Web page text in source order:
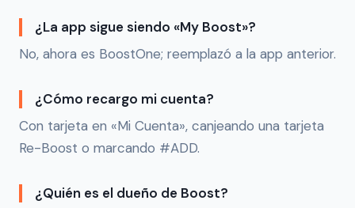
¿La app sigue siendo «My Boost»?
No, ahora es BoostOne; reemplazó a la app anterior.
¿Cómo recargo mi cuenta?
Con tarjeta en «Mi Cuenta», canjeando una tarjeta
Re-Boost o marcando #ADD.
¿Quién es el dueño de Boost?